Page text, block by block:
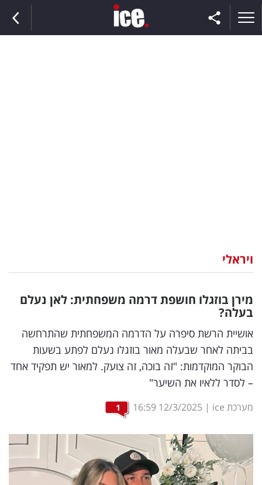
וצרכנות
דיגיטל
וטק
שיווק
ופרסום
משפט
מדדים
ומחקרים
דעות
ויראלי
מירן בוזגלו חושפת דרמה משפחתית: לאן נעלם
בעלה?
אושיית הרשת סיפרה על הדרמה המשפחתית שהתרחשה
בביתה לאחר שבעלה מאור בוזגלו נעלם לפתע בשעות
הבוקר המוקדמות: "זה בוכה, זה צועק. למאור יש תפקיד אחד
– לסדר ללאיו את השיער"
מערכת ice |
12/3/2025
16:59
1